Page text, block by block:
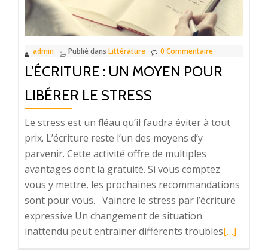
l’écriture
d’un
livre
admin Publié dans Littérature 0 Commentaire
L’ÉCRITURE : UN MOYEN POUR
LIBÉRER LE STRESS
Le stress est un fléau qu’il faudra éviter à tout
prix. L’écriture reste l’un des moyens d’y
parvenir. Cette activité offre de multiples
avantages dont la gratuité. Si vous comptez
vous y mettre, les prochaines recommandations
sont pour vous. Vaincre le stress par l’écriture
expressive Un changement de situation
inattendu peut entrainer différents troublesEn
[…]